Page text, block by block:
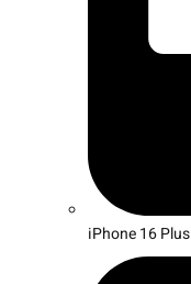
iPhone 16 Plus